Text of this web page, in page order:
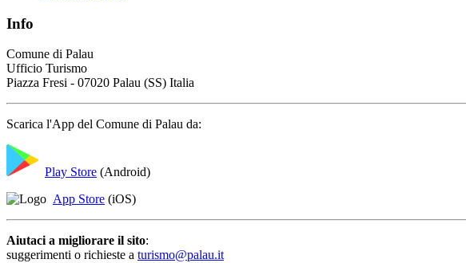
Info
Comune di Palau
Ufficio Turismo
Piazza Fresi - 07020 Palau (SS) Italia
Scarica l'App del Comune di Palau da:
Play Store (Android)
App Store (iOS)
Aiutaci a migliorare il sito:
suggerimenti o richieste a turismo@palau.it